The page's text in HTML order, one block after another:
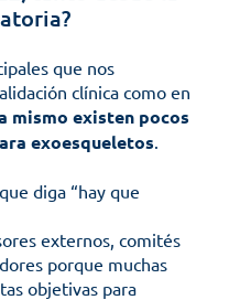
que nos
clínica como en
mismo existen pocos
exoesqueletos.
diga “hay que
externos, comités
porque muchas
objetivas para